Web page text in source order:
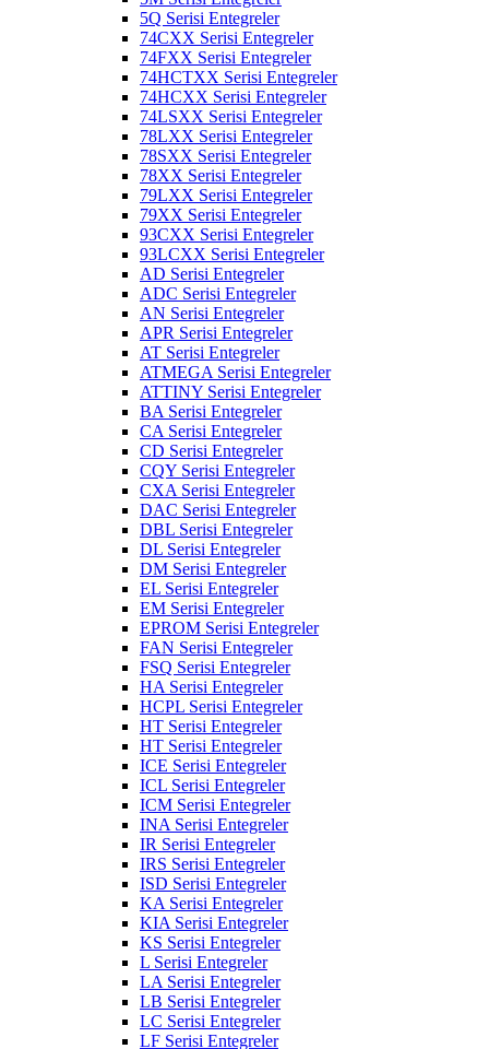
5Q Serisi Entegreler
74CXX Serisi Entegreler
74FXX Serisi Entegreler
74HCTXX Serisi Entegreler
74HCXX Serisi Entegreler
74LSXX Serisi Entegreler
78LXX Serisi Entegreler
78SXX Serisi Entegreler
78XX Serisi Entegreler
79LXX Serisi Entegreler
79XX Serisi Entegreler
93CXX Serisi Entegreler
93LCXX Serisi Entegreler
AD Serisi Entegreler
ADC Serisi Entegreler
AN Serisi Entegreler
APR Serisi Entegreler
AT Serisi Entegreler
ATMEGA Serisi Entegreler
ATTINY Serisi Entegreler
BA Serisi Entegreler
CA Serisi Entegreler
CD Serisi Entegreler
CQY Serisi Entegreler
CXA Serisi Entegreler
DAC Serisi Entegreler
DBL Serisi Entegreler
DL Serisi Entegreler
DM Serisi Entegreler
EL Serisi Entegreler
EM Serisi Entegreler
EPROM Serisi Entegreler
FAN Serisi Entegreler
FSQ Serisi Entegreler
HA Serisi Entegreler
HCPL Serisi Entegreler
HT Serisi Entegreler
HT Serisi Entegreler
ICE Serisi Entegreler
ICL Serisi Entegreler
ICM Serisi Entegreler
INA Serisi Entegreler
IR Serisi Entegreler
IRS Serisi Entegreler
ISD Serisi Entegreler
KA Serisi Entegreler
KIA Serisi Entegreler
KS Serisi Entegreler
L Serisi Entegreler
LA Serisi Entegreler
LB Serisi Entegreler
LC Serisi Entegreler
LF Serisi Entegreler